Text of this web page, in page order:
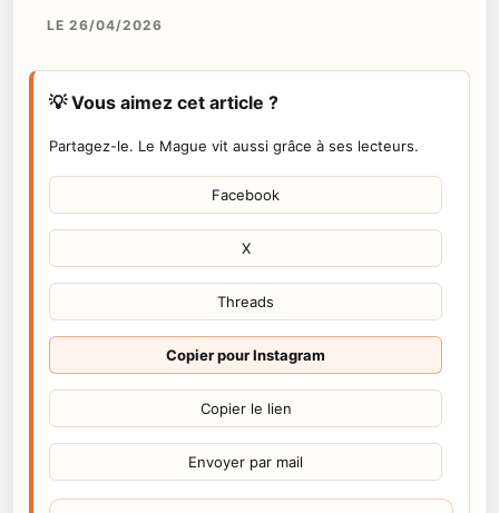
LE 26/04/2026
💡 Vous aimez cet article ?
Partagez-le. Le Mague vit aussi grâce à ses lecteurs.
Facebook
X
Threads
Copier pour Instagram
Copier le lien
Envoyer par mail